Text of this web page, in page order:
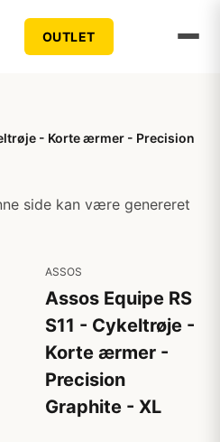
OUTLET
- Korte ærmer - Precision
side kan være genereret
ASSOS
Assos Equipe RS
S11 - Cykeltrøje -
Korte ærmer -
Precision
Graphite - XL